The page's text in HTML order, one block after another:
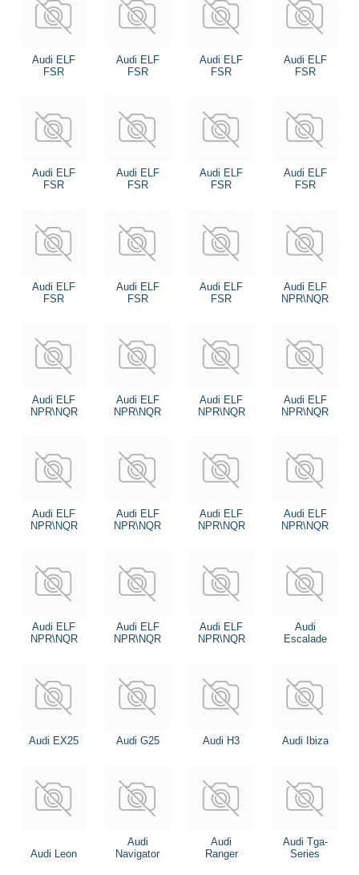
Audi ELF
FSR
Audi ELF
FSR
Audi ELF
FSR
Audi ELF
FSR
Audi ELF
FSR
Audi ELF
FSR
Audi ELF
FSR
Audi ELF
FSR
Audi ELF
FSR
Audi ELF
FSR
Audi ELF
FSR
Audi ELF
NPR\NQR
Audi ELF
NPR\NQR
Audi ELF
NPR\NQR
Audi ELF
NPR\NQR
Audi ELF
NPR\NQR
Audi ELF
NPR\NQR
Audi ELF
NPR\NQR
Audi ELF
NPR\NQR
Audi ELF
NPR\NQR
Audi ELF
NPR\NQR
Audi ELF
NPR\NQR
Audi ELF
NPR\NQR
Audi
Escalade
Audi EX25 Audi G25 Audi H3 Audi Ibiza
Audi Leon
Audi
Navigator
Audi
Ranger
Audi Tga-
Series